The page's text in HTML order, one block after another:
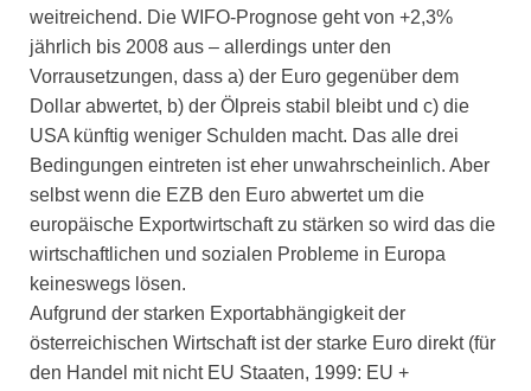
weitreichend. Die WIFO-Prognose geht von +2,3%
jährlich bis 2008 aus – allerdings unter den
Vorrausetzungen, dass a) der Euro gegenüber dem
Dollar abwertet, b) der Ölpreis stabil bleibt und c) die
USA künftig weniger Schulden macht. Das alle drei
Bedingungen eintreten ist eher unwahrscheinlich. Aber
selbst wenn die EZB den Euro abwertet um die
europäische Exportwirtschaft zu stärken so wird das die
wirtschaftlichen und sozialen Probleme in Europa
keineswegs lösen.
Aufgrund der starken Exportabhängigkeit der
österreichischen Wirtschaft ist der starke Euro direkt (für
den Handel mit nicht EU Staaten, 1999: EU +